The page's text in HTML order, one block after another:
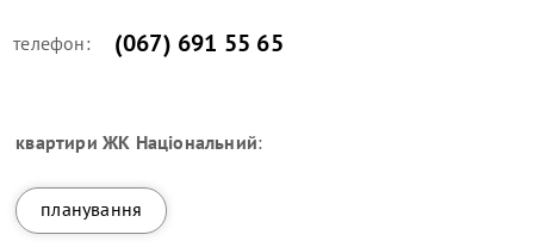
телефон: (067) 691 55 65
квартири ЖК Національний:
планування